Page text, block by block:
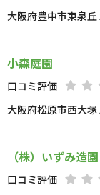
大阪府豊中市東泉丘
小森庭園
口コミ評価
大阪府松原市西大塚
（株）いずみ造園
口コミ評価